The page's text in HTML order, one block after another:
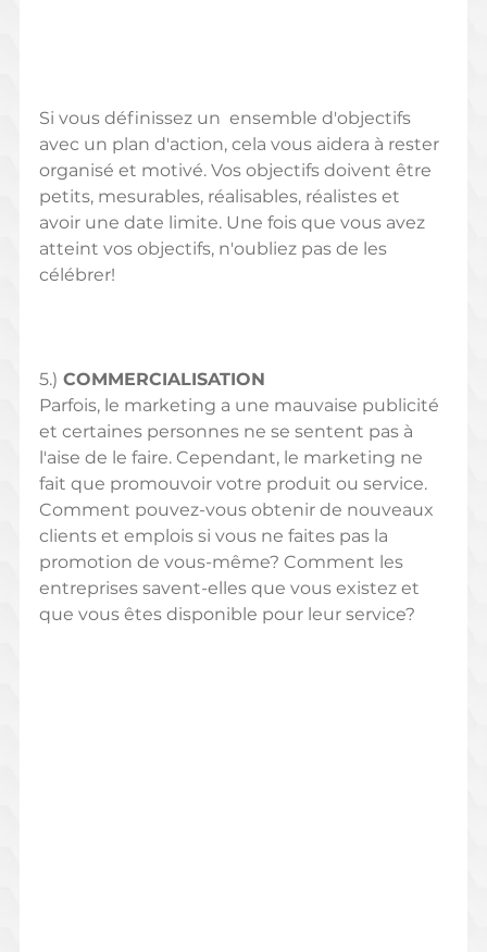
Si vous définissez un  ensemble d'objectifs
avec un plan d'action, cela vous aidera à rester
organisé et motivé. Vos objectifs doivent être
petits, mesurables, réalisables, réalistes et
avoir une date limite. Une fois que vous avez
atteint vos objectifs, n'oubliez pas de les
célébrer!
5.) COMMERCIALISATION
Parfois, le marketing a une mauvaise publicité
et certaines personnes ne se sentent pas à
l'aise de le faire. Cependant, le marketing ne
fait que promouvoir votre produit ou service.
Comment pouvez-vous obtenir de nouveaux
clients et emplois si vous ne faites pas la
promotion de vous-même? Comment les
entreprises savent-elles que vous existez et
que vous êtes disponible pour leur service?